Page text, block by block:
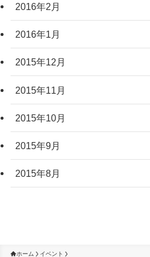
2016年2月
2016年1月
2015年12月
2015年11月
2015年10月
2015年9月
2015年8月
ホーム イベント